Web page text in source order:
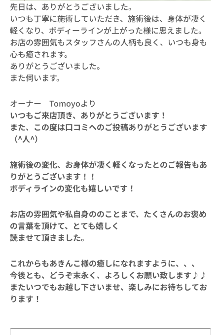
先日は、ありがとうございました。
いつも丁寧に施術していただき、施術後は、身体が凄く
軽くなり、ボディーラインが上がった様に思えました。
お店の雰囲気もスタッフさんの人柄も良く、いつも身も
心も癒されます。
ありがとうございました。
また伺います。
オーナー Tomoyoより
いつもご来店頂き、ありがとうございます！
また、この度は口コミへのご投稿ありがとうございます
（^人^）
施術後の変化、お身体が凄く軽くなったとのご報告もあ
りがとうございます！！
ボディラインの変化も嬉しいです！
お店の雰囲気や私自身ののことまで、たくさんのお褒め
の言葉を頂けて、とても嬉しく
読ませて頂きました。
これからもあきんこ様の癒しになれますように、、、
今後とも、どうぞ末永く、よろしくお願い致します♪♪
またいつでもお越し下さいませ、楽しみにお待ちしてお
ります！